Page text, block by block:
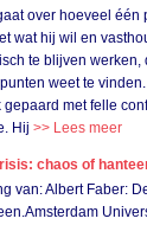
over hoeveel
wat hij wil en
te blijven
weet te
gepaard met felle
Hij>> Lees meer
chaos of
van: Albert Faber: